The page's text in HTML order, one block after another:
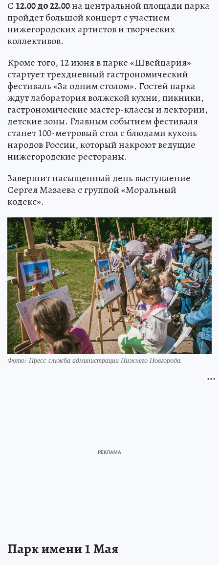
С12.00 до 22.00на центральной площади парка
пройдет большой концерт с участием
нижегородских артистов и творческих
коллективов.
Кроме того, 12 июня в парке «Швейцария»
стартует трехдневный гастрономический
фестиваль «За одним столом». Гостей парка
ждут лаборатория волжской кухни, пикники,
гастрономические мастер-классы и лектории,
детские зоны. Главным событием фестиваля
станет 100-метровый стол с блюдами кухонь
народов России, который накроют ведущие
нижегородские рестораны.
Завершит насыщенный день выступление
Сергея Мазаева с группой «Моральный
кодекс».
Фото: Пресс-служба администрации Нижнего Новгорода.
Парк имени 1 Мая